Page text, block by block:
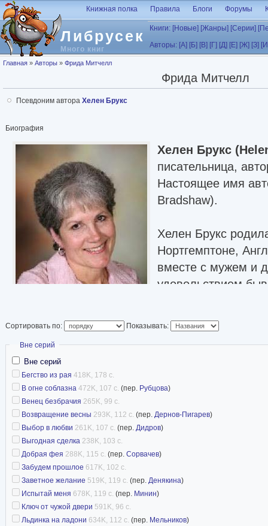
Перейти к основному содержанию
Либрусек
Много книг
Книжная полка Правила Блоги Форумы
Книги: [Новые] [Жанры] [Серии]
Авторы: [А] [Б] [В] [Г] [Д] [Е] [Ж] [З]
Вы здесь
Главная » Авторы » Фрида Митчелл
Фрида Митчелл
Псевдоним автора Хелен Брукс
Биография
Хелен Брукс
писательница,
Настоящее имя
Bradshaw).
Хелен Брукс
Нортгемптоне,
вместе с мужем и
удовольствием
Хелен
было всего
прежнему такие же теплые. У них трое детей
домашних животных.
Хелен начала писать первый роман в 1990
сорокового дня рождения! Она поняла, что
(написать книгу и научиться водить) слишком
мечтами, и решила, что пора изменить жизнь.
Ее первый роман был принят не сразу, к
Брукс уже успела исполниться: она получила
Но после издания первого романа Брукс
признание. Теперь количество романов,
Сортировать по: Показывать:
Скрыть
Вне серий
Вне серий
Бегство из рая 418K, 178 с.
В огне соблазна 472K, 107 с. (пер. Рубцова)
Венец безбрачия 265K, 99 с.
Возвращение весны 293K, 112 с. (пер. Дернов-Пигарев)
Выбор в любви 261K, 107 с. (пер. Дидров)
Выгодная сделка 238K, 103 с.
Добрая фея 288K, 115 с. (пер. Сорвачев)
Забудем прошлое 617K, 102 с.
Заветное желание 519K, 119 с. (пер. Денякина)
Испытай меня 678K, 119 с. (пер. Минин)
Ключ от чужой двери 591K, 96 с.
Льдинка на ладони 634K, 112 с. (пер. Мельников)